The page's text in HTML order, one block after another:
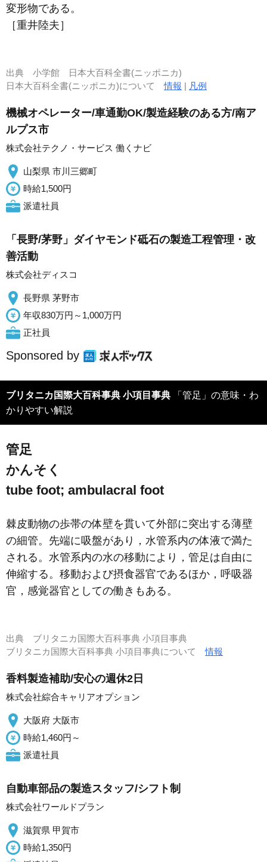
変形物である。
［重井陸夫］
出典 小学館 日本大百科全書(ニッポニカ)
日本大百科全書(ニッポニカ)について情報 | 凡例
機械オペレーター/車通勤OK/製造経験のある方/南ア
ルプス市
株式会社テクノ・サービス 働くナビ
山梨県 市川三郷町
時給1,500円
派遣社員
「長野/茅野」ダイヤモンド砥石の製造工程管理・改
善活動
株式会社ディスコ
長野県 茅野市
年収830万円～1,000万円
正社員
Sponsored by
ブリタニカ国際大百科事典 小項目事典
かりやすい解説
管足
かんそく
tube foot; ambulacral foot
棘皮動物の歩帯の体壁を貫いて外部に突出する薄壁
の細管。先端に吸盤があり，水管系内の体液で満た
される。水管系内の水の移動により，管足は自由に
伸縮する。移動および摂食器官であるほか，呼吸器
官，感覚器官としての働きもある。
出典 ブリタニカ国際大百科事典 小項目事典
ブリタニカ国際大百科事典 小項目事典について情報
香料製造補助/安心の週休2日
株式会社綜合キャリアオプション
大阪府 大阪市
時給1,460円～
派遣社員
自動車部品の製造スタッフ/シフト制
株式会社ワールドプラン
滋賀県 甲賀市
時給1,350円